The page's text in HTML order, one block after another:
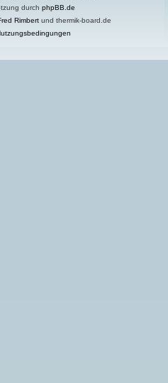
durch phpBB.de
Rimbertund thermik-board.de